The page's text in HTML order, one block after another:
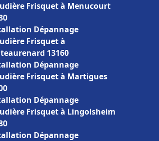
Frisquet à Menucourt
Dépannage
Frisquet à
13160
Dépannage
Frisquet à Martigues
Dépannage
Frisquet à Lingolsheim
Dépannage